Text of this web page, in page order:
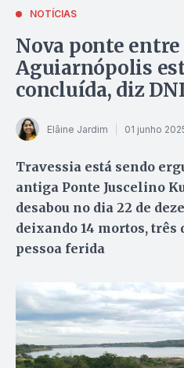
NOTÍCIAS
Nova ponte
Aguiarnópolis
concluída, diz
Elâine Jardim 01 junho
Travessia está sendo
antiga Ponte Juscelino
desabou no dia 22 de
deixando 14 mortos, três
pessoa ferida